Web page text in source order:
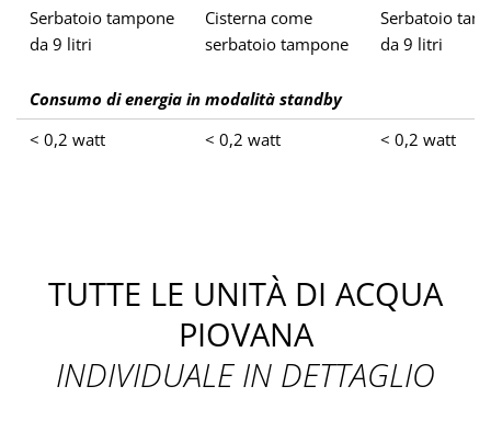
Serbatoio tampone
da 9 litri
Cisterna come
serbatoio tampone
Serbatoio
da 9 litri
Consumo di energia in modalità standby
< 0,2 watt
< 0,2 watt < 0,2 watt
TUTTE LE UNITÀ DI ACQUA
PIOVANA
INDIVIDUALE IN DETTAGLIO